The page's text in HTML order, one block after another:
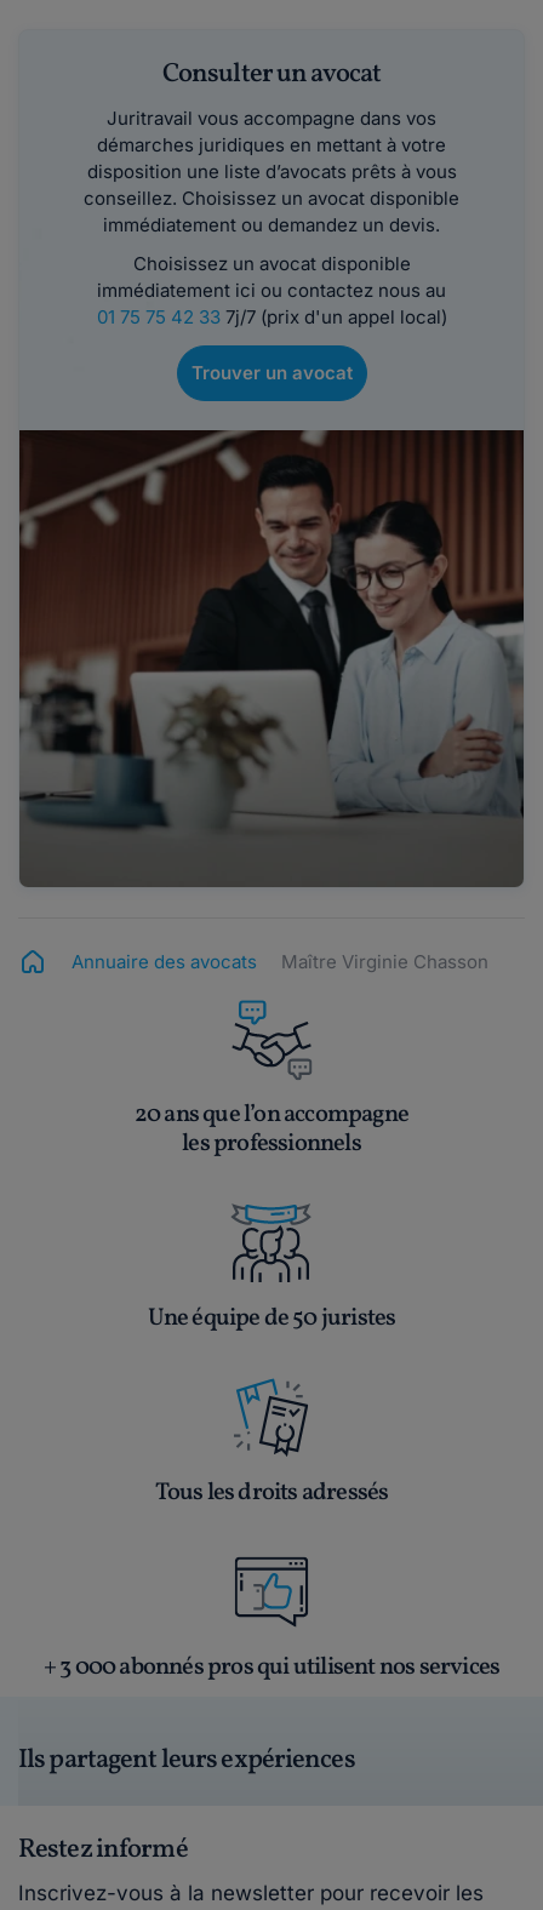
Consulter un avocat
Juritravail vous accompagne dans vos
démarches juridiques en mettant à votre
disposition une liste d’avocats prêts à vous
conseillez. Choisissez un avocat disponible
immédiatement ou demandez un devis.
Choisissez un avocat disponible
immédiatement ici ou contactez nous au
01 75 75 42 337j/7 (prix d'un appel local)
Trouver un avocat
Annuaire des avocats Maître Virginie Chasson
20 ans que l’on accompagne
les professionnels
Une équipe de 50 juristes
Tous les droits adressés
+ 3 000 abonnés pros qui utilisent nos services
Ils partagent leurs expériences
Restez informé
Inscrivez-vous à la newsletter pour recevoir les